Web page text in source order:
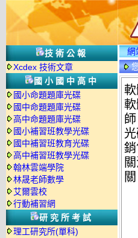
技術公報
Xcdex 技術文章
國小國中高中
國小命題題庫光碟
國中命題題庫光碟
高中命題題庫光碟
國小補習班教學光碟
國中補習班教育光碟
高中補習班教學光碟
翰林雲端學院
林晟老師數學
艾爾雲校
行動補習網
研究所考試
理工研究所(單科)
網